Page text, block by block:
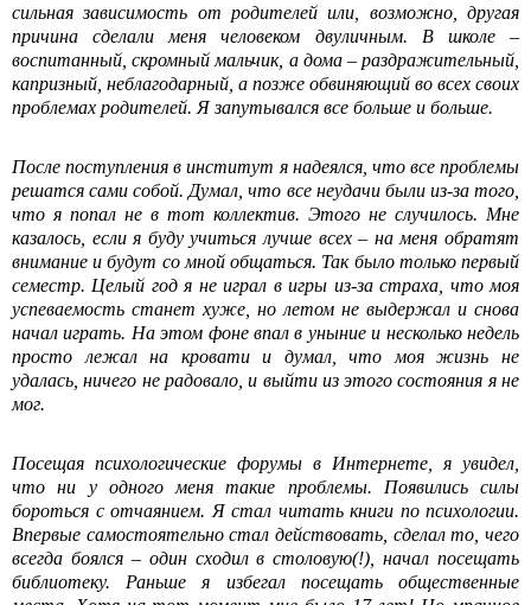
сильная зависимость от родителей или, возможно, другая
причина сделали меня человеком двуличным. В школе –
воспитанный, скромный мальчик, а дома – раздражительный,
капризный, неблагодарный, а позже обвиняющий во всех своих
проблемах родителей. Я запутывался все больше и больше.
После поступления в институт я надеялся, что все проблемы
решатся сами собой. Думал, что все неудачи были из-за того,
что я попал не в тот коллектив. Этого не случилось. Мне
казалось, если я буду учиться лучше всех – на меня обратят
внимание и будут со мной общаться. Так было только первый
семестр. Целый год я не играл в игры из-за страха, что моя
успеваемость станет хуже, но летом не выдержал и снова
начал играть. На этом фоне впал в уныние и несколько недель
просто лежал на кровати и думал, что моя жизнь не
удалась, ничего не радовало, и выйти из этого состояния я не
мог.
Посещая психологические форумы в Интернете, я увидел,
что ни у одного меня такие проблемы. Появились силы
бороться с отчаянием. Я стал читать книги по психологии.
Впервые самостоятельно стал действовать, сделал то, чего
всегда боялся – один сходил в столовую(!), начал посещать
библиотеку. Раньше я избегал посещать общественные